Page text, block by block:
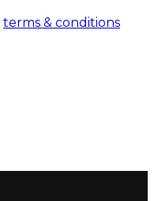
terms & conditions